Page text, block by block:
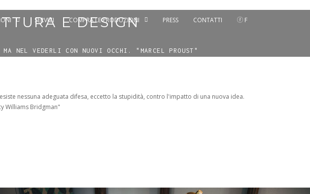
SERVIZI COMPRA LE PRODUZIONI PRESS CONTATTI F
E DESIGN
NEL VEDERLI CON NUOVI OCCHI. "MARCEL PROUST"
nessuna adeguata difesa, eccetto la stupidità, contro l'impatto di una nuova idea.
Williams Bridgman"